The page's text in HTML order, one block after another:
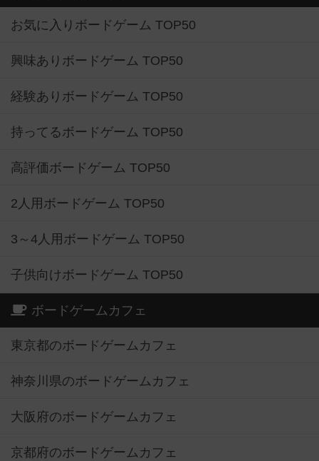
お気に入りボードゲーム TOP50
興味ありボードゲーム TOP50
経験ありボードゲーム TOP50
持ってるボードゲーム TOP50
高評価ボードゲーム TOP50
2人用ボードゲーム TOP50
3～4人用ボードゲーム TOP50
子供向けボードゲーム TOP50
ボードゲームカフェ
東京都のボードゲームカフェ
神奈川県のボードゲームカフェ
大阪府のボードゲームカフェ
京都府のボードゲームカフェ